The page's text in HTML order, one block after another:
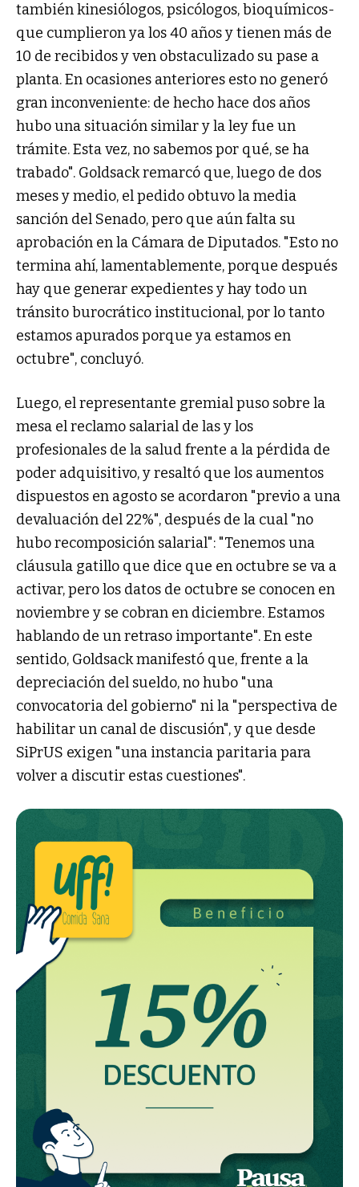
también kinesiólogos, psicólogos, bioquímicos-
que cumplieron ya los 40 años y tienen más de
10 de recibidos y ven obstaculizado su pase a
planta. En ocasiones anteriores esto no generó
gran inconveniente: de hecho hace dos años
hubo una situación similar y la ley fue un
trámite. Esta vez, no sabemos por qué, se ha
trabado". Goldsack remarcó que, luego de dos
meses y medio, el pedido obtuvo la media
sanción del Senado, pero que aún falta su
aprobación en la Cámara de Diputados. "Esto no
termina ahí, lamentablemente, porque después
hay que generar expedientes y hay todo un
tránsito burocrático institucional, por lo tanto
estamos apurados porque ya estamos en
octubre", concluyó.
Luego, el representante gremial puso sobre la
mesa el reclamo salarial de las y los
profesionales de la salud frente a la pérdida de
poder adquisitivo, y resaltó que los aumentos
dispuestos en agosto se acordaron "previo a una
devaluación del 22%", después de la cual "no
hubo recomposición salarial": "Tenemos una
cláusula gatillo que dice que en octubre se va a
activar, pero los datos de octubre se conocen en
noviembre y se cobran en diciembre. Estamos
hablando de un retraso importante". En este
sentido, Goldsack manifestó que, frente a la
depreciación del sueldo, no hubo "una
convocatoria del gobierno" ni la "perspectiva de
habilitar un canal de discusión", y que desde
SiPrUS exigen "una instancia paritaria para
volver a discutir estas cuestiones".